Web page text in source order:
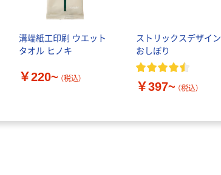
溝端紙工印刷 ウエット
タオル ヒノキ
￥220~ （税込）
ストリックスデザイン
おしぼり
￥397~ （税込）